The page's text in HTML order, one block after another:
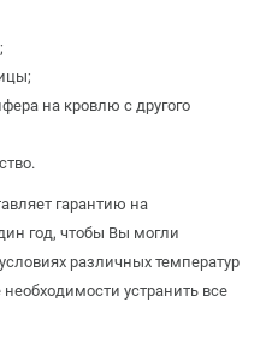
на кровлю с другого
гарантию на
год, чтобы Вы могли
различных температур
устранить все